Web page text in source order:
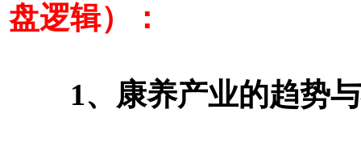
盘逻辑）：
1、康养产业的趋势